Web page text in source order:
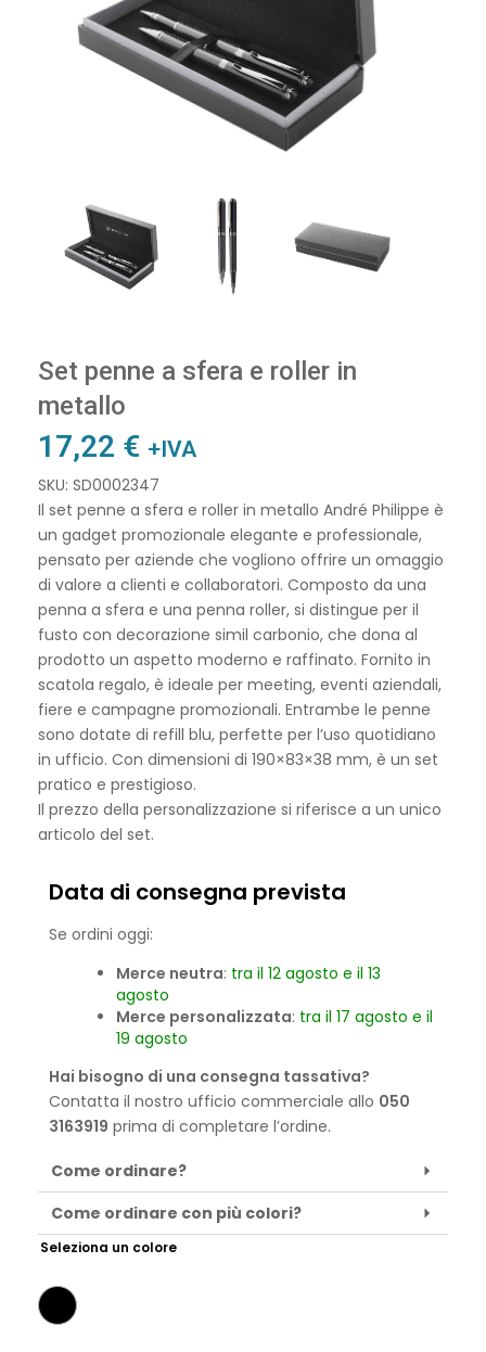
Set penne a sfera e roller in
metallo
17,22 € +IVA
SKU: SD0002347
Il set penne a sfera e roller in metallo André Philippe è
un gadget promozionale elegante e professionale,
pensato per aziende che vogliono offrire un omaggio
di valore a clienti e collaboratori. Composto da una
penna a sfera e una penna roller, si distingue per il
fusto con decorazione simil carbonio, che dona al
prodotto un aspetto moderno e raffinato. Fornito in
scatola regalo, è ideale per meeting, eventi aziendali,
fiere e campagne promozionali. Entrambe le penne
sono dotate di refill blu, perfette per l’uso quotidiano
in ufficio. Con dimensioni di 190×83×38 mm, è un set
pratico e prestigioso.
Il prezzo della personalizzazione si riferisce a un unico
articolo del set.
Data di consegna prevista
Se ordini oggi:
Merce neutra: tra il 12 agosto e il 13
agosto
Merce personalizzata: tra il 17 agosto e il
19 agosto
Hai bisogno di una consegna tassativa?
Contatta il nostro ufficio commerciale allo 050
3163919 prima di completare l’ordine.
Come ordinare?
Come ordinare con più colori?
Seleziona un colore